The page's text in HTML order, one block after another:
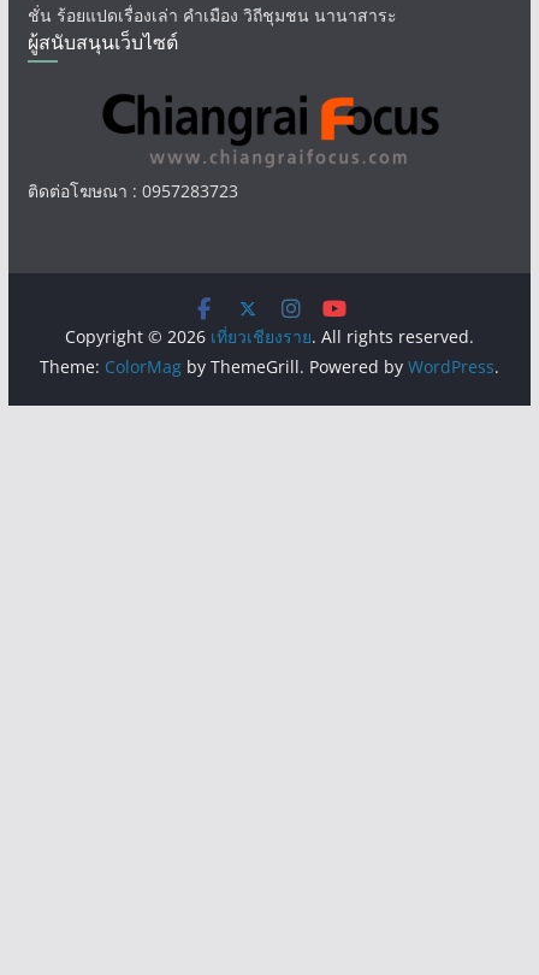
ชั่น ร้อยแปดเรื่องเล่า คำเมือง วิถีชุมชน นานาสาระ
ผู้สนับสนุนเว็บไซต์
ติดต่อโฆษณา : 0957283723
Copyright © 2026 เที่ยวเชียงราย. All rights reserved.
Theme: ColorMagby ThemeGrill. Powered by WordPress.